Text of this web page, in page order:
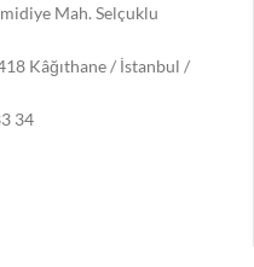
Mah. Selçuklu
Kâğıthane / İstanbul /
34